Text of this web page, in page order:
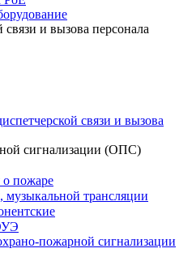
и вызова персонала
связи и вызова
сигнализации (ОПС)
пожаре
трансляции
пожарной сигнализации